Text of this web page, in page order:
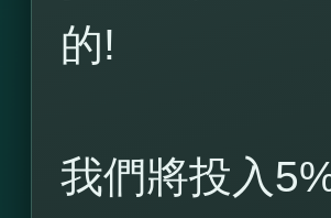
的!
我們將投入